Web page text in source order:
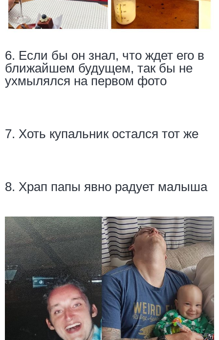
6. Если бы он знал, что ждет его в
ближайшем будущем, так бы не
ухмылялся на первом фото
7. Хоть купальник остался тот же
8. Храп папы явно радует малыша